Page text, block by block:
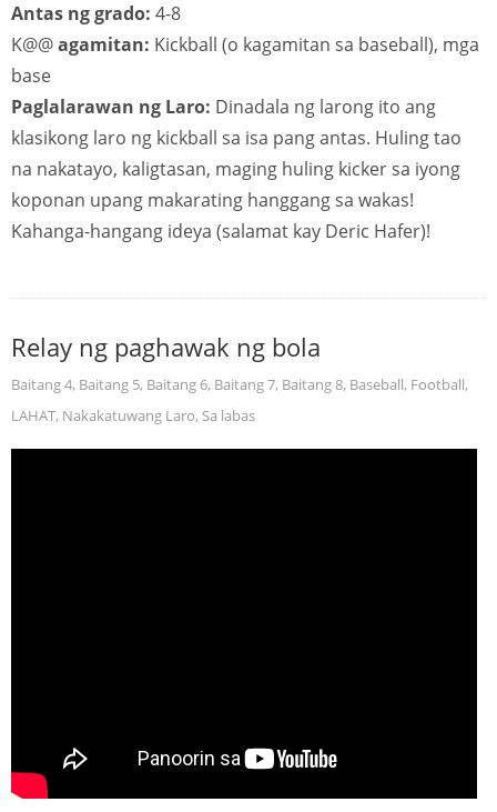
Antas ng grado: 4-8
K@@agamitan: Kickball (o kagamitan sa baseball), mga
base
Paglalarawan ng Laro: Dinadala ng larong ito ang
klasikong laro ng kickball sa isa pang antas. Huling tao
na nakatayo, kaligtasan, maging huling kicker sa iyong
koponan upang makarating hanggang sa wakas!
Kahanga-hangang ideya (salamat kay Deric Hafer)!
Relay ng paghawak ng bola
Baitang 4, Baitang 5, Baitang 6, Baitang 7, Baitang 8, Baseball, Football,
LAHAT, Nakakatuwang Laro, Sa labas